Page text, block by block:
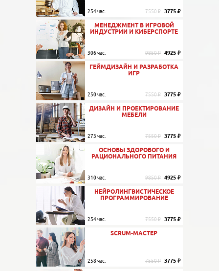
254 час. 7550 ₽ 3775 ₽
МЕНЕДЖМЕНТ В ИГРОВОЙ
ИНДУСТРИИ И КИБЕРСПОРТЕ
306 час. 9850 ₽ 4925 ₽
ГЕЙМДИЗАЙН И РАЗРАБОТКА
ИГР
250 час. 7550 ₽ 3775 ₽
ДИЗАЙН И ПРОЕКТИРОВАНИЕ
МЕБЕЛИ
273 час. 7550 ₽ 3775 ₽
ОСНОВЫ ЗДОРОВОГО И
РАЦИОНАЛЬНОГО ПИТАНИЯ
310 час. 9850 ₽ 4925 ₽
НЕЙРОЛИНГВИСТИЧЕСКОЕ
ПРОГРАММИРОВАНИЕ
254 час. 7550 ₽ 3775 ₽
SCRUM-МАСТЕР
258 час. 7550 ₽ 3775 ₽